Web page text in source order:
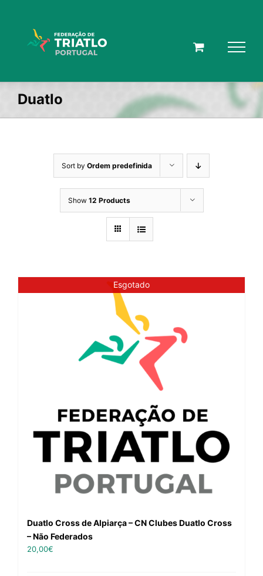
Duatlo
Sort by Ordem predefinida
Show 12 Products
Esgotado
Duatlo Cross de Alpiarça – CN Clubes Duatlo Cross
– Não Federados
20,00€